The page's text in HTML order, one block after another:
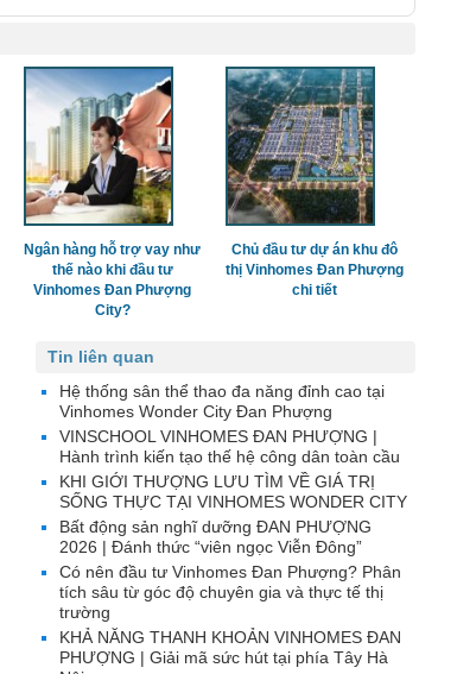
Ngân hàng hỗ trợ vay như
thế nào khi đầu tư
Vinhomes Đan Phượng
City?
Chủ đầu tư dự án khu đô
thị Vinhomes Đan Phượng
chi tiết
Tin liên quan
Hệ thống sân thể thao đa năng đỉnh cao tại
Vinhomes Wonder City Đan Phượng
VINSCHOOL VINHOMES ĐAN PHƯỢNG |
Hành trình kiến tạo thế hệ công dân toàn cầu
KHI GIỚI THƯỢNG LƯU TÌM VỀ GIÁ TRỊ
SỐNG THỰC TẠI VINHOMES WONDER CITY
Bất động sản nghĩ dưỡng ĐAN PHƯỢNG
2026 | Đánh thức “viên ngọc Viễn Đông”
Có nên đầu tư Vinhomes Đan Phượng? Phân
tích sâu từ góc độ chuyên gia và thực tế thị
trường
KHẢ NĂNG THANH KHOẢN VINHOMES ĐAN
PHƯỢNG | Giải mã sức hút tại phía Tây Hà